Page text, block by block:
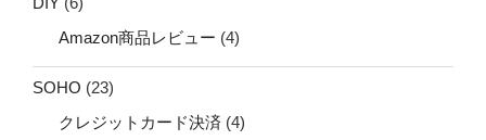
Amazon商品レビュー (4)
SOHO (23)
クレジットカード決済 (4)